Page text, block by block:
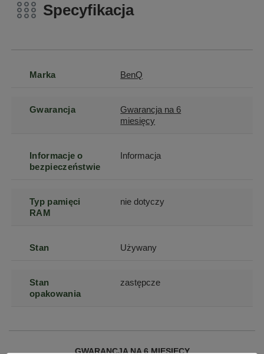
Specyfikacja
Marka BenQ
Gwarancja
Gwarancja na 6
miesięcy
Informacje o
bezpieczeństwie
Informacja
Typ pamięci
RAM
nie dotyczy
Stan Używany
Stan
opakowania
zastępcze
GWARANCJA NA 6 MIESIĘCY